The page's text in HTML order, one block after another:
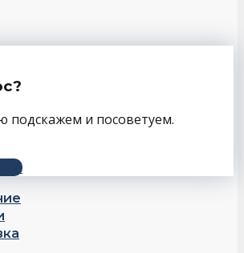
подскажем и посоветуем.
66